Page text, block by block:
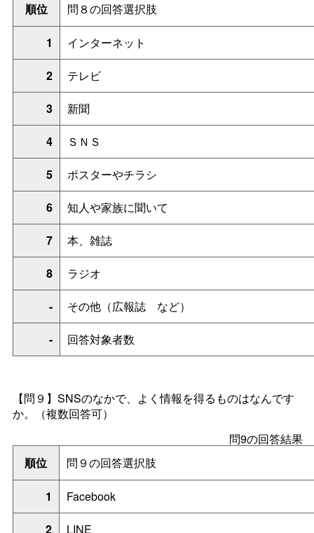
順位
問８の回答選択肢
1 インターネット
2 テレビ
3 新聞
4 ＳＮＳ
5 ポスターやチラシ
6 知人や家族に聞いて
7 本、雑誌
8 ラジオ
- その他（広報誌 など）
- 回答対象者数
【問９】 SNSのなかで、よく情報を得るものはなんです
か。（複数回答可）
問9の回答結果
順位
問９の回答選択肢
1 Facebook
2 LINE